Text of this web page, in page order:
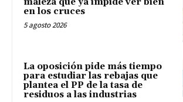
en los cruces
5 agosto 2026
La oposición pide más tiempo
para estudiar las rebajas que
plantea el PP de la tasa de
residuos a las industrias